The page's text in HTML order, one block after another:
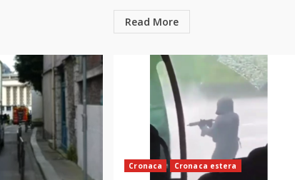
Read More
Cronaca Cronaca estera